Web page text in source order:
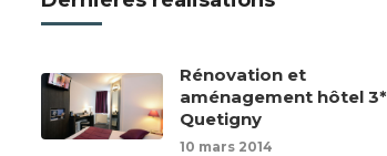
Rénovation et
aménagement hôtel 3*
Quetigny
10 mars 2014